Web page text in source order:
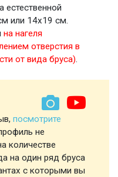
естественной
или 14х19 см.
на нагеля
отверстия в
от вида бруса).
посмотрите
не
количестве
на один ряд бруса
с которыми вы